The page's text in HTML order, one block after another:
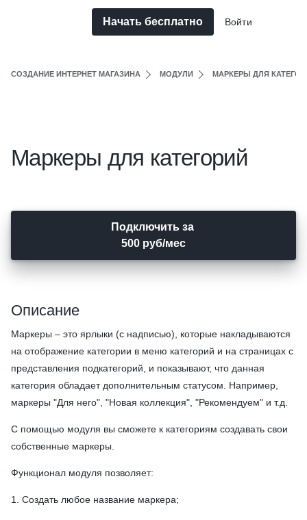
Начать бесплатно Войти
СОЗДАНИЕ ИНТЕРНЕТ МАГАЗИНА МОДУЛИ МАРКЕРЫ ДЛЯ
Маркеры для категорий
Подключить за
500 руб/мес
Описание
Маркеры – это ярлыки (с надписью), которые накладываются
на отображение категории в меню категорий и на страницах с
представления подкатегорий, и показывают, что данная
категория обладает дополнительным статусом. Например,
маркеры "Для него", "Новая коллекция", "Рекомендуем" и т.д.
С помощью модуля вы сможете к категориям создавать свои
собственные маркеры.
Функционал модуля позволяет:
1. Создать любое название маркера;